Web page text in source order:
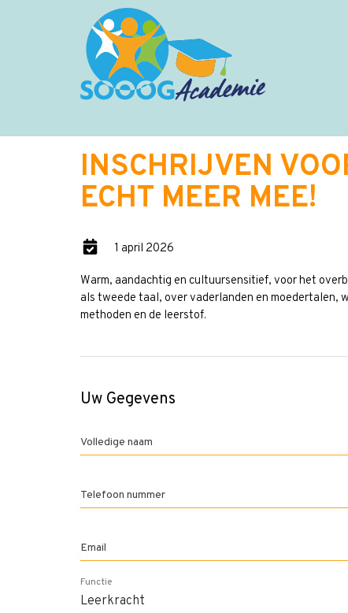
INSCHRIJVEN
ECHT MEER MEE!
1 april 2026
Warm, aandachtig en cultuursensitief, voor het
als tweede taal, over vaderlanden en moedertalen,
methoden en de leerstof.
Uw Gegevens
Volledige naam
Telefoon nummer
Email
Functie